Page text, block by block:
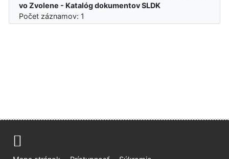
vo Zvolene - Katalóg dokumentov SLDK
Počet záznamov: 1